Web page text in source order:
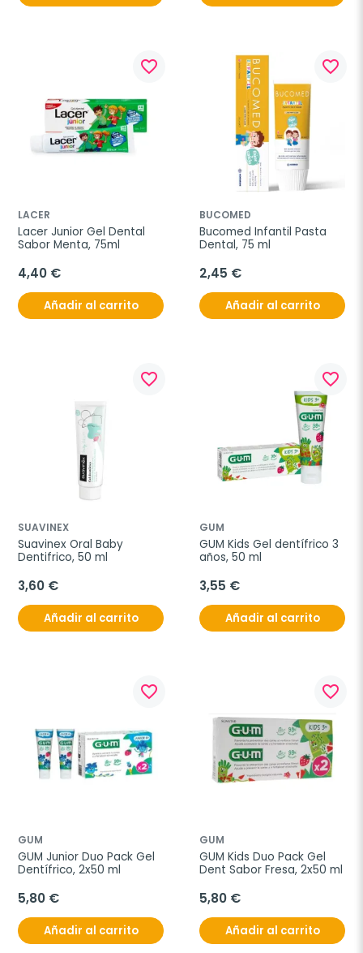
favorite_border
LACER
Lacer Junior Gel Dental
Sabor Menta, 75ml
4,40 €
Añadir al carrito
favorite_border
BUCOMED
Bucomed Infantil Pasta
Dental, 75 ml
2,45 €
Añadir al carrito
favorite_border
SUAVINEX
Suavinex Oral Baby
Dentifrico, 50 ml
3,60 €
Añadir al carrito
favorite_border
GUM
GUM Kids Gel dentífrico 3
años, 50 ml
3,55 €
Añadir al carrito
favorite_border
GUM
GUM Junior Duo Pack Gel
Dentífrico, 2x50 ml
5,80 €
Añadir al carrito
favorite_border
GUM
GUM Kids Duo Pack Gel
Dent Sabor Fresa, 2x50 ml
5,80 €
Añadir al carrito